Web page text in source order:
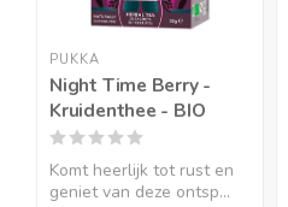
PUKKA
Night Time Berry -
Kruidenthee - BIO
Komt heerlijk tot rust en
geniet van deze ontsp...